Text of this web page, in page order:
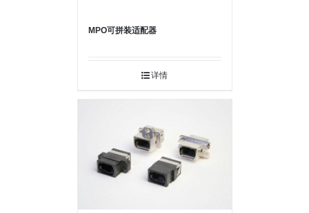
MPO可拼装适配器
详情